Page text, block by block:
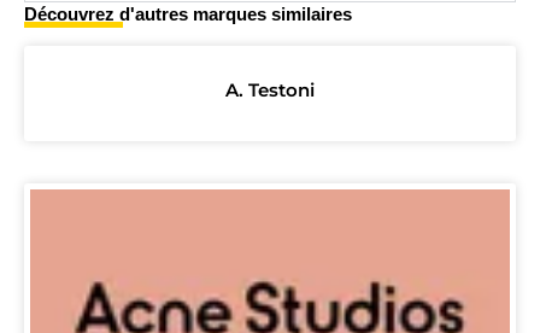
Découvrez d'autres marques similaires
A. Testoni